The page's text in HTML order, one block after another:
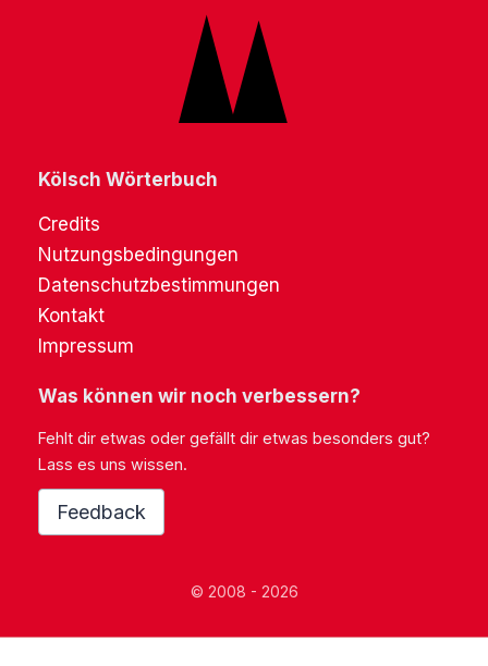
Kölsch Wörterbuch
Credits
Nutzungsbedingungen
Datenschutzbestimmungen
Kontakt
Impressum
Was können wir noch verbessern?
Fehlt dir etwas oder gefällt dir etwas besonders gut?
Lass es uns wissen.
Feedback
© 2008 - 2026